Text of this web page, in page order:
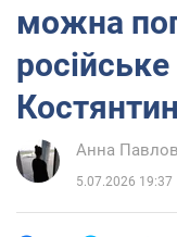
можна
Анна
5.07.2026 19:37